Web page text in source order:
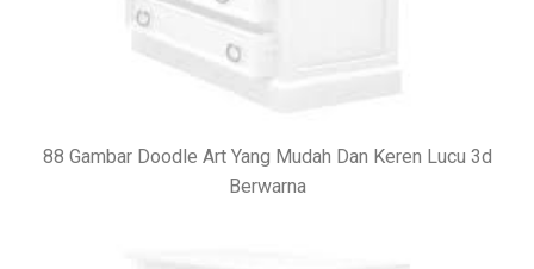
88 Gambar Doodle Art Yang Mudah Dan Keren Lucu 3d
Berwarna